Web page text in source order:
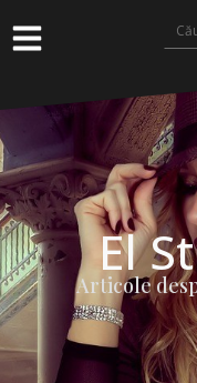
El
Articole